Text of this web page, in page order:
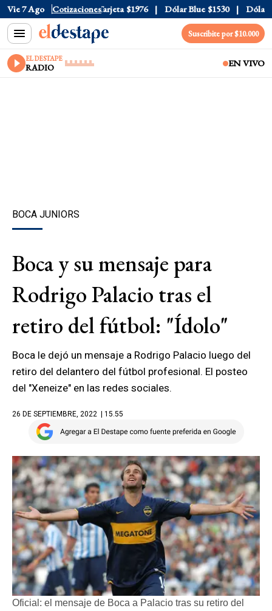
Vie 7 Ago Cotizaciones
$1520 Dólar Tarjeta $1976 Dólar Blue $1530 Dólar CCL
Suscribite por $10.000
EL DESTAPE
RADIO EN VIVO
BOCA JUNIORS
Boca y su mensaje para
Rodrigo Palacio tras el
retiro del fútbol: "Ídolo"
Boca le dejó un mensaje a Rodrigo Palacio luego del
retiro del delantero del fútbol profesional. El posteo
del "Xeneize" en las redes sociales.
26 DE SEPTIEMBRE, 2022 | 15.55
Oficial: el mensaje de Boca a Palacio tras su retiro del